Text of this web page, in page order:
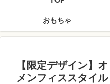
おもちゃ
【限定デザイン】
メンフィススタイ